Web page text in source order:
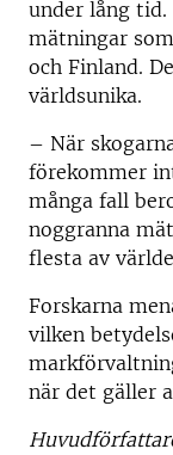
under lång
mätningar
och Finland.
världsunika.
– När
förekommer
många fall
noggranna
flesta av
Forskarna
vilken
när det gäller